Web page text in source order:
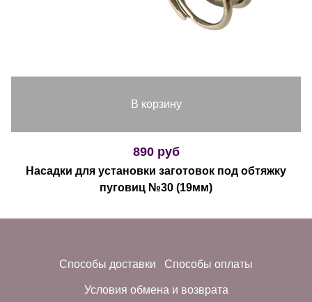
В корзину
890 руб
Насадки для установки заготовок под обтяжку
пуговиц №30 (19мм)
Способы доставки Способы оплаты
Условия обмена и возврата